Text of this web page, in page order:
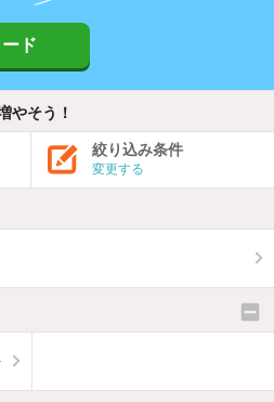
ド
やそう！
絞り込み条件
変更する